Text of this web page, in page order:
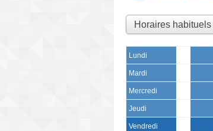
Lundi
Mardi
Mercredi
Jeudi
Vendredi